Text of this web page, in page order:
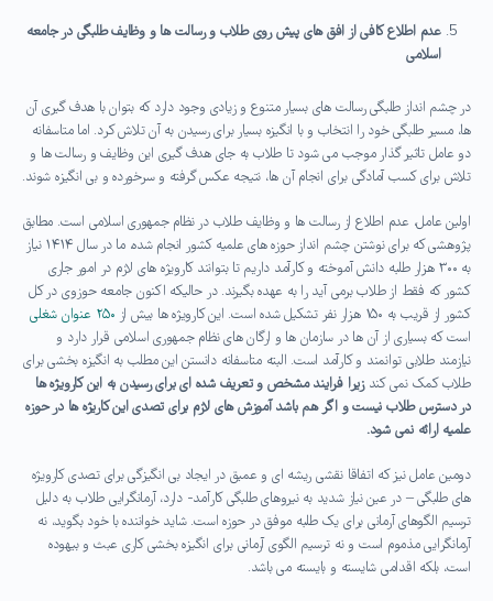
عدم اطلاع کافی از افق های پیش روی طلاب و رسالت ها و وظایف طلبگی در جامعه
اسلامی
در چشم انداز طلبگی رسالت های بسیار متنوع و زیادی وجود دارد که بتوان با هدف گیری آن
ها، مسیر طلبگی خود را انتخاب و با انگیزه بسیار برای رسیدن به آن تلاش کرد. اما متاسفانه
دو عامل تاثیر گذار موجب می شود تا طلاب به جای هدف گیری این وظایف و رسالت ها و
تلاش برای کسب آمادگی برای انجام آن ها، نتیجه عکس گرفته و سرخورده و بی انگیزه شوند.
اولین عامل، عدم اطلاع از رسالت ها و وظایف طلاب در نظام جمهوری اسلامی است. مطابق
پژوهشی که برای نوشتن چشم انداز حوزه های علمیه کشور انجام شده، ما در سال ۱۴۱۴ نیاز
به ۳۰۰ هزار طلبه دانش آموخته و کارآمد داریم تا بتوانند کارویژه های لازم در امور جاری
کشور که فقط از طلاب برمی آید را به عهده بگیرند. در حالیکه اکنون جامعه حوزوی در کل
کشور از قریب به ۱۵۰ هزار نفر تشکیل شده است. این کارویژه ها بیش از
۲۵۰ عنوان شغلی
است که بسیاری از آن ها در سازمان ها و ارگان های نظام جمهوری اسلامی قرار دارد و
نیازمند طلابی توانمند و کارآمد است. البته متاسفانه دانستن این مطلب به انگیزه بخشی برای
طلاب کمک نمی کندزیرا فرایند مشخص و تعریف شده ای برای رسیدن به این کارویژه ها
در دسترس طلاب نیست و اگر هم باشد آموزش های لازم برای تصدی این کاریژه ها در حوزه
علمیه ارائه نمی شود.
دومین عامل نیز که اتفاقا نقشی ریشه ای و عمیق در ایجاد بی انگیزگی برای تصدی کارویژه
های طلبگی – در عین نیاز شدید به نیروهای طلبگی کارآمد- دارد، آرمانگرایی طلاب به دلیل
ترسیم الگوهای آرمانی برای یک طلبه موفق در حوزه است. شاید خواننده با خود بگوید، نه
آرمانگرایی مذموم است و نه ترسیم الگوی آرمانی برای انگیزه بخشی کاری عبث و بیهوده
است، بلکه اقدامی شایسته و بایسته می باشد.